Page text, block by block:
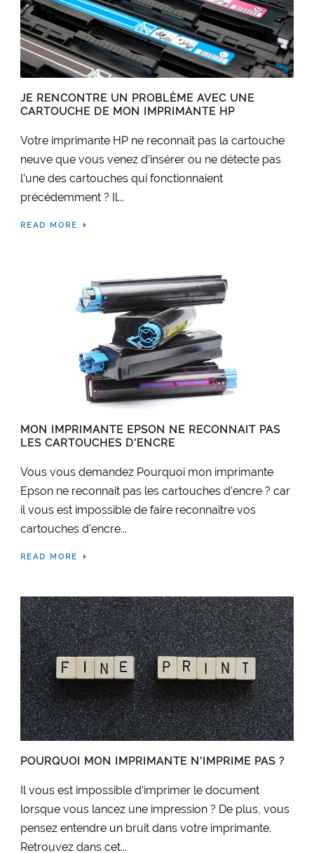
JE RENCONTRE UN PROBLÈME AVEC UNE
CARTOUCHE DE MON IMPRIMANTE HP
Votre imprimante HP ne reconnaît pas la cartouche
neuve que vous venez d’insérer ou ne détecte pas
l’une des cartouches qui fonctionnaient
précédemment ? Il...
READ MORE
MON IMPRIMANTE EPSON NE RECONNAIT PAS
LES CARTOUCHES D’ENCRE
Vous vous demandez Pourquoi mon imprimante
Epson ne reconnait pas les cartouches d’encre ? car
il vous est impossible de faire reconnaître vos
cartouches d’encre...
READ MORE
POURQUOI MON IMPRIMANTE N’IMPRIME PAS ?
Il vous est impossible d’imprimer le document
lorsque vous lancez une impression ? De plus, vous
pensez entendre un bruit dans votre imprimante.
Retrouvez dans cet...